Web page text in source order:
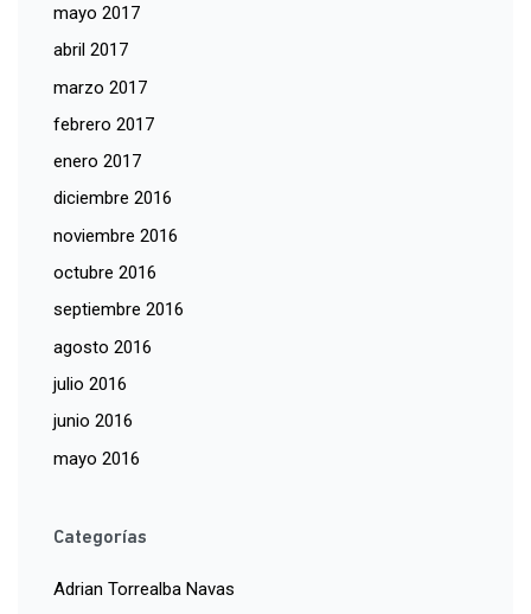
mayo 2017
abril 2017
marzo 2017
febrero 2017
enero 2017
diciembre 2016
noviembre 2016
octubre 2016
septiembre 2016
agosto 2016
julio 2016
junio 2016
mayo 2016
Categorías
Adrian Torrealba Navas